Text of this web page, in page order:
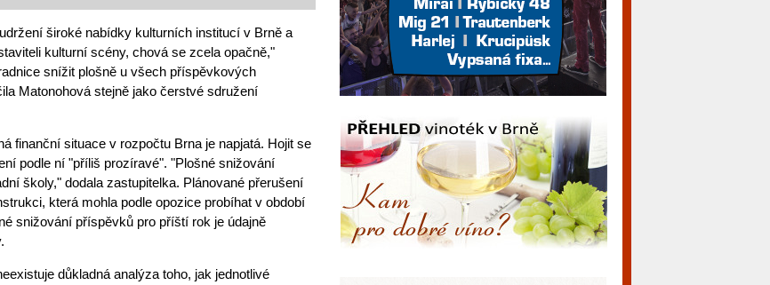
široké nabídky kulturních institucí v Brně a
kulturní scény, chová se zcela opačně,"
snížit plošně u všech příspěvkových
Matonohová stejně jako čerstvé sdružení
finanční situace v rozpočtu Brna je napjatá. Hojit se
podle ní "příliš prozíravé". "Plošné snižování
školy," dodala zastupitelka. Plánované přerušení
která mohla podle opozice probíhat v období
snižování příspěvků pro příští rok je údajně
důkladná analýza toho, jak jednotlivé